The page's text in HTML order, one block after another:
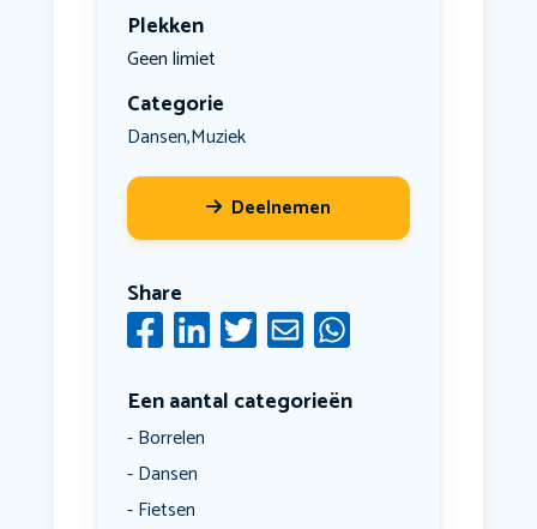
Plekken
Geen limiet
Categorie
Dansen,Muziek
Deelnemen
Share
Een aantal categorieën
Borrelen
Dansen
Fietsen